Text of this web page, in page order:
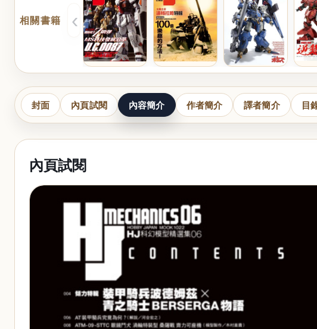
相關書籍 ‹
封面 內頁試閱 內容簡介 作者簡介 譯者簡介 目
內頁試閱